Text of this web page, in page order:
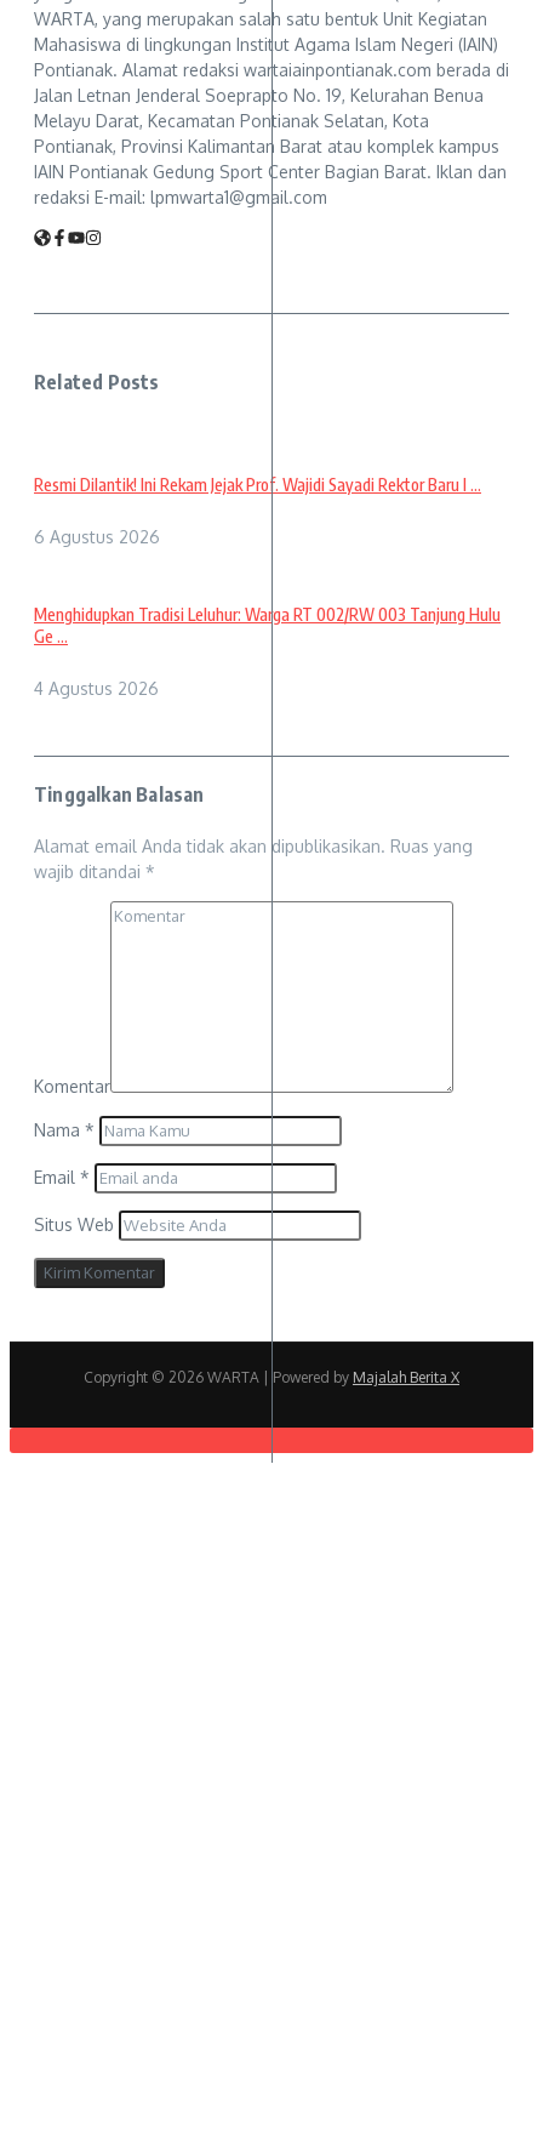
WARTA, yang merupakan salah satu bentuk Unit Kegiatan
Mahasiswa di lingkungan Institut Agama Islam Negeri (IAIN)
Pontianak. Alamat redaksi wartaiainpontianak.com berada di
Jalan Letnan Jenderal Soeprapto No. 19, Kelurahan Benua
Melayu Darat, Kecamatan Pontianak Selatan, Kota
Pontianak, Provinsi Kalimantan Barat atau komplek kampus
IAIN Pontianak Gedung Sport Center Bagian Barat. Iklan dan
redaksi E-mail: lpmwarta1@gmail.com
Related Posts
Resmi Dilantik! Ini Rekam Jejak Prof. Wajidi Sayadi Rektor Baru I ...
6 Agustus 2026
Menghidupkan Tradisi Leluhur: Warga RT 002/RW 003 Tanjung Hulu
Ge ...
4 Agustus 2026
Tinggalkan Balasan
Alamat email Anda tidak akan dipublikasikan. Ruas yang
wajib ditandai *
Komentar
Nama *
Email *
Situs Web
Copyright © 2026 WARTA | Powered by Majalah Berita X